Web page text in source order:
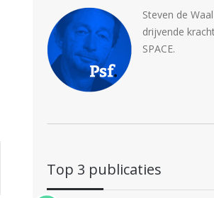
Steven de
drijvende
SPACE.
Top 3 publicaties